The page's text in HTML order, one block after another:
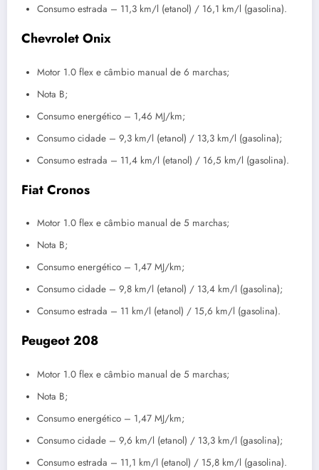
Consumo estrada – 11,3 km/l (etanol) / 16,1 km/l (gasolina).
Chevrolet Onix
Motor 1.0 flex e câmbio manual de 6 marchas;
Nota B;
Consumo energético – 1,46 MJ/km;
Consumo cidade – 9,3 km/l (etanol) / 13,3 km/l (gasolina);
Consumo estrada – 11,4 km/l (etanol) / 16,5 km/l (gasolina).
Fiat Cronos
Motor 1.0 flex e câmbio manual de 5 marchas;
Nota B;
Consumo energético – 1,47 MJ/km;
Consumo cidade – 9,8 km/l (etanol) / 13,4 km/l (gasolina);
Consumo estrada – 11 km/l (etanol) / 15,6 km/l (gasolina).
Peugeot 208
Motor 1.0 flex e câmbio manual de 5 marchas;
Nota B;
Consumo energético – 1,47 MJ/km;
Consumo cidade – 9,6 km/l (etanol) / 13,3 km/l (gasolina);
Consumo estrada – 11,1 km/l (etanol) / 15,8 km/l (gasolina).